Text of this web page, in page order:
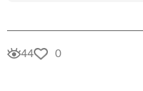
44 0